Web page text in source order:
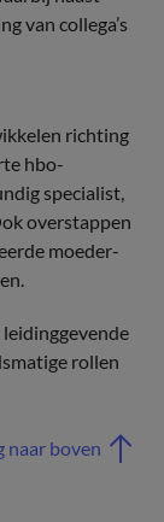
van collega’s
richting
hbo-
specialist,
overstappen
moeder-
rollen
naar boven